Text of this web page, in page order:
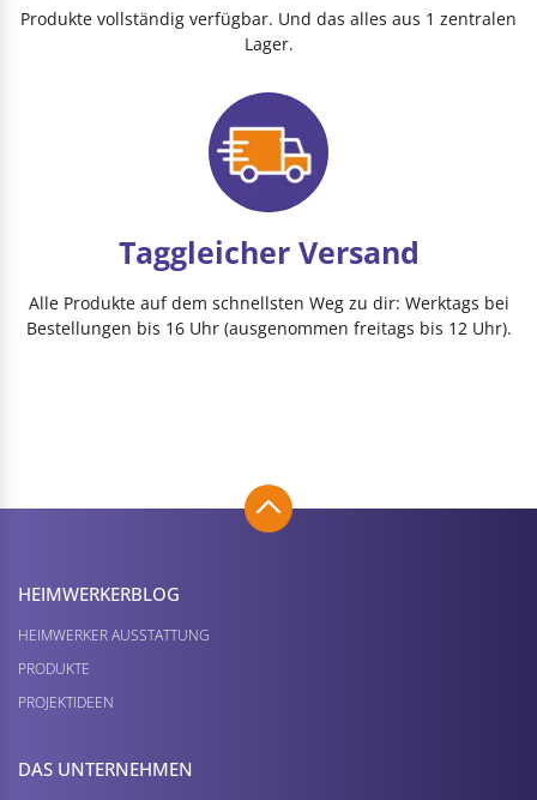
Produkte vollständig verfügbar. Und das alles aus 1 zentralen
Lager.
Taggleicher Versand
Alle Produkte auf dem schnellsten Weg zu dir: Werktags bei
Bestellungen bis 16 Uhr (ausgenommen freitags bis 12 Uhr).
HEIMWERKER­BLOG
HEIMWERKER AUSSTATTUNG
PRODUKTE
PROJEKTIDEEN
DAS UNTERNEHMEN